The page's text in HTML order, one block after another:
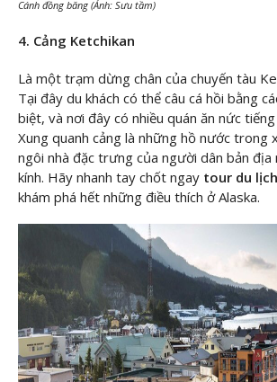
Cánh đồng băng (Ảnh: Sưu tầm)
4. Cảng Ketchikan
Là một trạm dừng chân của chuyến tàu
Tại đây du khách có thể câu cá hồi bằng
biệt, và nơi đây có nhiều quán ăn nức tiếng
Xung quanh cảng là những hồ nước trong
ngôi nhà đặc trưng của người dân bản
kính. Hãy nhanh tay chốt ngay tour du
khám phá hết những điều thích ở Alaska.